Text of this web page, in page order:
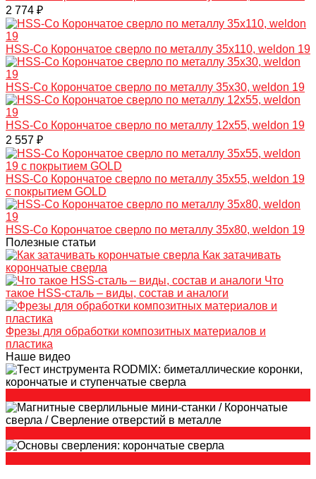
2 774 ₽
HSS-Co Корончатое сверло по металлу 35x110, weldon 19
HSS-Co Корончатое сверло по металлу 35x30, weldon 19
HSS-Co Корончатое сверло по металлу 12x55, weldon 19
2 557 ₽
HSS-Co Корончатое сверло по металлу 35x55, weldon 19
с покрытием GOLD
HSS-Co Корончатое сверло по металлу 35x80, weldon 19
Полезные статьи
Как затачивать
корончатые сверла
Что
такое HSS-сталь – виды, состав и аналоги
Фрезы для обработки композитных материалов и
пластика
Наше видео